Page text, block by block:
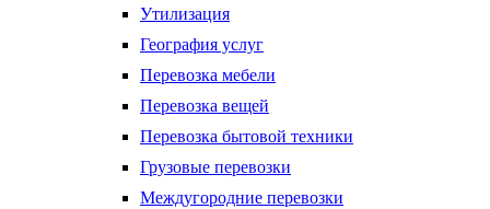
Утилизация
География услуг
Перевозка мебели
Перевозка вещей
Перевозка бытовой техники
Грузовые перевозки
Междугородние перевозки